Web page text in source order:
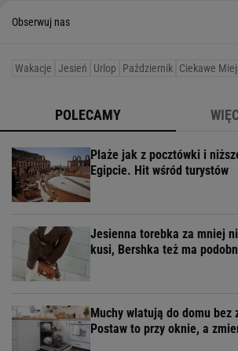
Obserwuj nas
Wakacje Jesień Urlop Październik Ciekawe
POLECAMY
Plaże jak z pocztówki i
Egipcie. Hit wśród turystów
Jesienna torebka za mniej
kusi, Bershka też ma
Muchy wlatują do domu bez
Postaw to przy oknie, a